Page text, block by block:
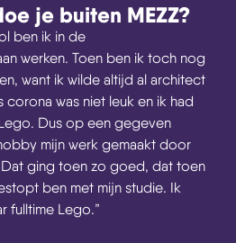
je buiten MEZZ?
ben ik in de
werken. Toen ben ik toch nog
want ik wilde altijd al architect
was niet leuk en ik had
Dus op een gegeven
mijn werk gemaakt door
ging toen zo goed, dat toen
ben met mijn studie. Ik
fulltime Lego.”